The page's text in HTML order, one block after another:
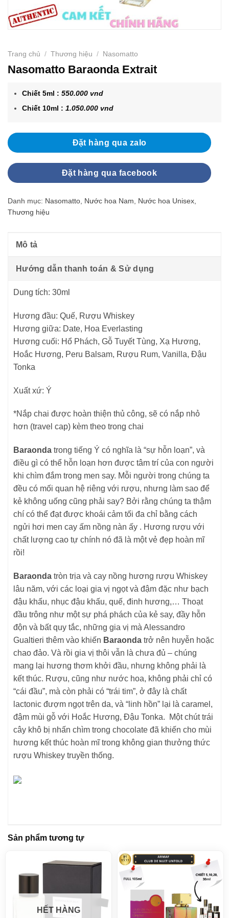
Trang chủ / Thương hiệu / Nasomatto
Nasomatto Baraonda Extrait
Chiết 5ml :550.000 vnd
Chiết 10ml :1.050.000 vnd
Đặt hàng qua zalo
Đặt hàng qua facebook
Danh mục: Nasomatto Nước hoa Nam Nước hoa Unisex
Thương hiệu
Mô tả
Hướng dẫn thanh toán & Sử dụng
Dung tích: 30ml
Hương đầu: Quế, Rượu Whiskey
Hương giữa: Date, Hoa Everlasting
Hương cuối: Hổ Phách, Gỗ Tuyết Tùng, Xạ Hương,
Hoắc Hương, Peru Balsam, Rượu Rum, Vanilla, Đậu
Tonka
Xuất xứ: Ý
*Nắp chai được hoàn thiện thủ công, sẽ có nắp nhỏ
hơn (travel cap) kèm theo trong chai
Baraonda trong tiếng Ý có nghĩa là “sự hỗn loạn”, và
điều gì có thể hỗn loạn hơn được tâm trí của con người
khi chìm đắm trong men say. Mỗi người trong chúng ta
đều có mối quan hệ riêng với rượu, nhưng làm sao để
kẻ không uống cũng phải say? Bởi rằng chúng ta thậm
chí có thể đạt được khoái cảm tối đa chỉ bằng cách
ngửi hơi men cay ấm nồng nàn ấy . Hương rượu với
chất lượng cao tự chính nó đã là một vẻ đẹp hoàn mĩ
rồi!
Baraonda tròn trịa và cay nồng hương rượu Whiskey
lâu năm, với các loại gia vị ngọt và đậm đặc như bạch
đậu khấu, nhục đậu khấu, quế, đinh hương,… Thoạt
đầu trông như một sự phá phách của kẻ say, đầy hỗn
độn và bất quy tắc, những gia vị mà Alessandro
Gualtieri thêm vào khiến Baraonda trở nên huyễn hoặc
chao đảo. Và rồi gia vị thôi vẫn là chưa đủ – chúng
mang lại hương thơm khởi đầu, nhưng không phải là
kết thúc. Rượu, cũng như nước hoa, không phải chỉ có
“cái đầu”, mà còn phải có “trái tim”, ở đây là chất
lactonic đượm ngọt trên da, và “linh hồn” lại là caramel,
đậm mùi gỗ với Hoắc Hương, Đậu Tonka. Một chút trái
cây khô bị nhấn chìm trong chocolate đã khiến cho mùi
hương kết thúc hoàn mĩ trong không gian thưởng thức
rượu Whiskey truyền thống.
Sản phẩm tương tự
HẾT HÀNG